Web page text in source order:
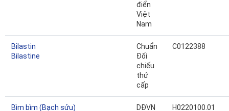
điển
Việt
Nam
Bilastin
Bilastine
Chuẩn
Đối
chiếu
thứ
cấp
C0122388
Bìm bìm (Bạch sửu)
DĐVN H0220100.01